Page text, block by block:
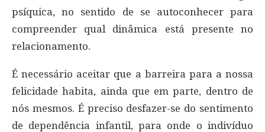
psíquica, no sentido de se autoconhecer para
compreender qual dinâmica está presente no
relacionamento.
É necessário aceitar que a barreira para a nossa
felicidade habita, ainda que em parte, dentro de
nós mesmos. É preciso desfazer-se do sentimento
de dependência infantil, para onde o indivíduo